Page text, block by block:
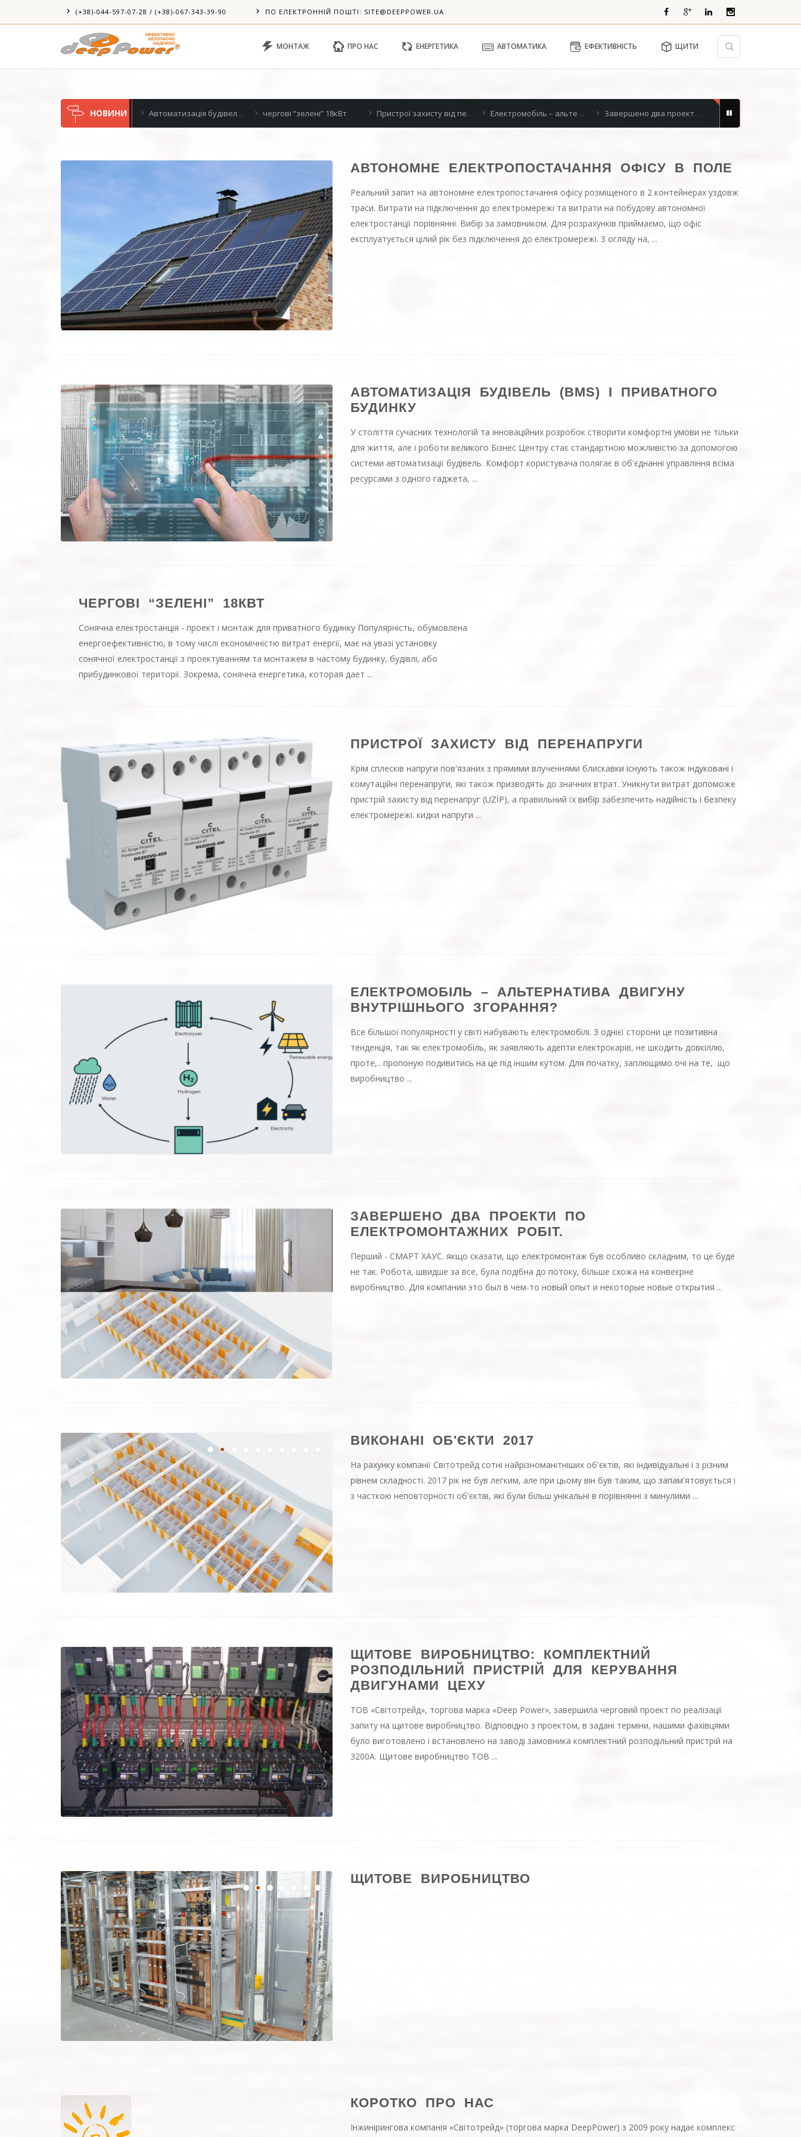
(+38)-044-597-07-28 / (+38)-067-343-39-90 ПО ЕЛЕКТРОННІЙ ПОШТІ: SITE@DEEPPOWER.UA
МОНТАЖ ПРО НАС ЕНЕРГЕТИКА АВТОМАТИКА ЕФЕКТИВНІСТЬ ЩИТИ
НОВИНИ
Автоматизація будівель (BMS) і приватного будинку чергові “зелені” 18кВт Пристрої захисту від перенапруги Електромобіль – альтернатива двигуну внутрішнього згорання? Завершено два проекти по електромонтажних робіт. виконані об'єкти 2017
АВТОНОМНЕ ЕЛЕКТРОПОСТАЧАННЯ ОФІСУ В ПОЛЕ
Реальний запит на автономне електропостачання офісу розміщеного в 2 контейнерах уздовж
траси. Витрати на підключення до електромережі та витрати на побудову автономної
електростанції порівнянні. Вибір за замовником. Для розрахунків приймаємо, що офіс
експлуатується цілий рік без підключення до електромережі. З огляду на, ...
АВТОМАТИЗАЦІЯ БУДІВЕЛЬ (BMS) І ПРИВАТНОГО
БУДИНКУ
У століття сучасних технологій та інноваційних розробок створити комфортні умови не тільки
для життя, але і роботи великого Бізнес Центру стає стандартною можливістю за допомогою
системи автоматизації будівель. Комфорт користувача полягає в об'єднанні управління всіма
ресурсами з одного гаджета, ...
ЧЕРГОВІ “ЗЕЛЕНІ” 18КВТ
Сонячна електростанція - проект і монтаж для приватного будинку Популярність, обумовлена
​​енергоефективністю, в тому числі економічністю витрат енергії, має на увазі установку
сонячної електростанції з проектуванням та монтажем в частому будинку, будівлі, або
прибудинкової території. Зокрема, сонячна енергетика, которая дает ...
ПРИСТРОЇ ЗАХИСТУ ВІД ПЕРЕНАПРУГИ
Крім сплесків напруги пов'язаних з прямими влученнями блискавки існують також індуковані і
комутаційні перенапруги, які також призводять до значних втрат. Уникнути витрат допоможе
пристрій захисту від перенапруг (UZİP), а правильний їх вибір забезпечить надійність і безпеку
електромережі. кидки напруги ...
ЕЛЕКТРОМОБІЛЬ – АЛЬТЕРНАТИВА ДВИГУНУ
ВНУТРІШНЬОГО ЗГОРАННЯ?
Все більшої популярності у світі набувають електромобілі. З однієї сторони це позитивна
тенденція, так як електромобіль, як заявляють адепти електрокарів, не шкодить довкіллю,
проте,.. пропоную подивитись на це під іншим кутом. Для початку, заплющимо очі на те, що
виробництво ...
ЗАВЕРШЕНО ДВА ПРОЕКТИ ПО
ЕЛЕКТРОМОНТАЖНИХ РОБІТ.
Перший - СМАРТ ХАУС. якщо сказати, що електромонтаж був особливо складним, то це буде
не так. Робота, швидше за все, була подібна до потоку, більше схожа на конвеєрне
виробництво. Для компании это был в чем-то новый опыт и некоторые новые открытия ...
ВИКОНАНІ ОБ'ЄКТИ 2017
На рахунку компанії Світотрейд сотні найрізноманітніших об'єктів, які індивідуальні і з різним
рівнем складності. 2017 рік не був легким, але при цьому він був таким, що запам'ятовується і
з часткою неповторності об'єктів, які були більш унікальні в порівнянні з минулими ...
ЩИТОВЕ ВИРОБНИЦТВО: КОМПЛЕКТНИЙ
РОЗПОДІЛЬНИЙ ПРИСТРІЙ ДЛЯ КЕРУВАННЯ
ДВИГУНАМИ ЦЕХУ
ТОВ «Світотрейд», торгова марка «Deep Power», завершила черговий проект по реалізації
запиту на щитове виробництво. Відповідно з проектом, в задані терміни, нашими фахівцями
було виготовлено і встановлено на заводі замовника комплектний розподільний пристрій на
КОРОТКО ПРО НАС